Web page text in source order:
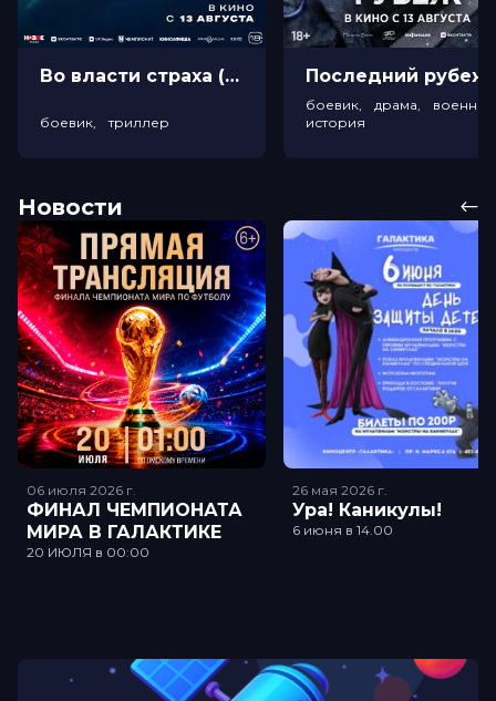
Во власти страха (18+)
боевик, триллер
боевик, драма,
история
Новости
06 июля 2026 г.
ФИНАЛ ЧЕМПИОНАТА
МИРА В ГАЛАКТИКЕ
20 ИЮЛЯ в 00:00
26 мая 2026 г.
Ура! Каникулы!
6 июня в 14.00